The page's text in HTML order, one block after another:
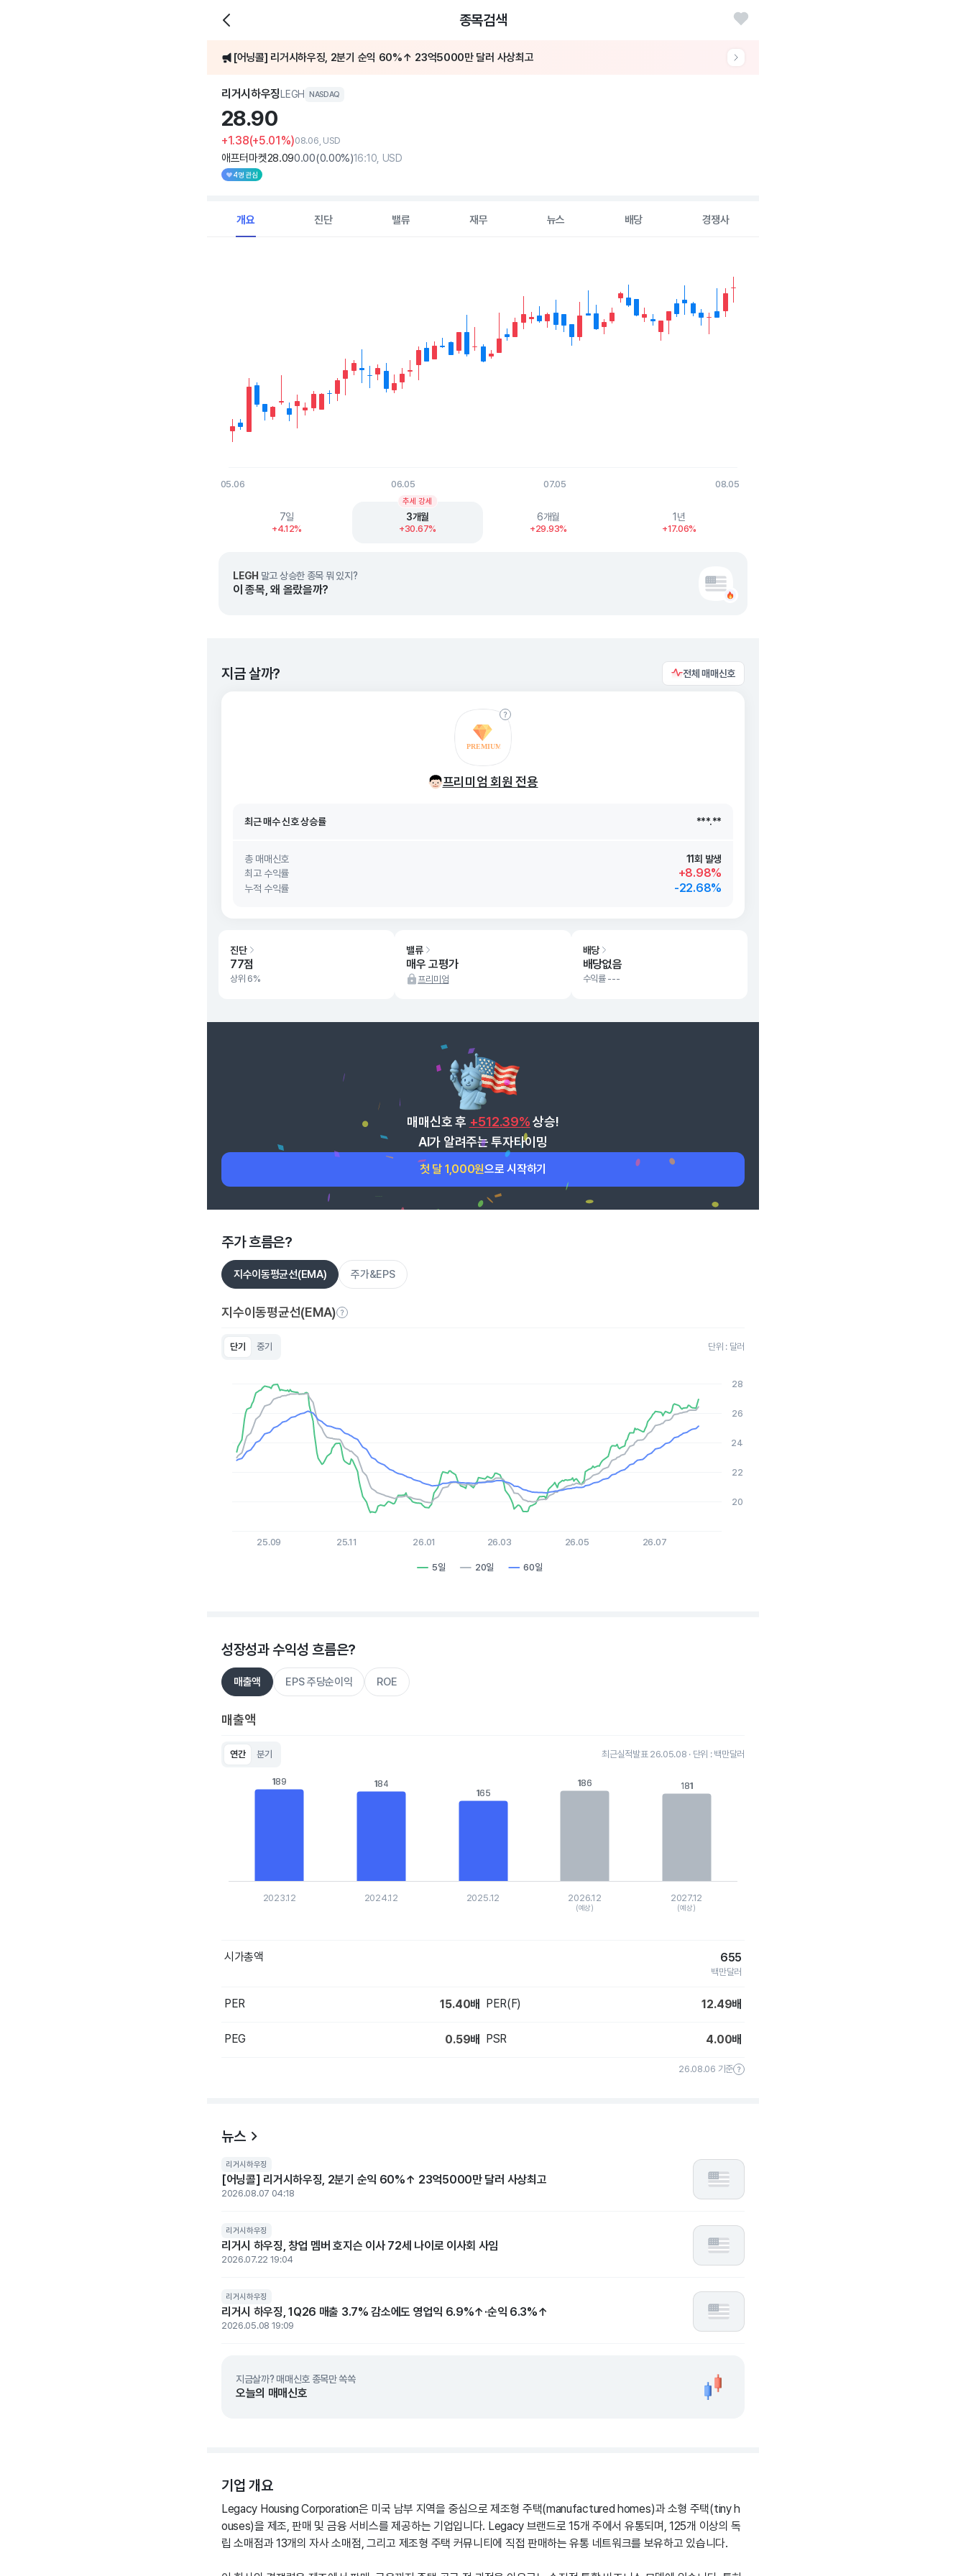
종목검색
[어닝콜] 리거시하우징, 2분기 순익 60%↑ 23억5000만 달러 사상최고
주가가 5% 이상 급등했어요
리거시하우징LEGH NASDAQ
28.90
+1.38(+5.01%)08.06, USD
애프터마켓28.090.00(0.00%)16:10, USD
4명 관심
개요 진단 밸류 재무 뉴스 배당 경쟁사
The chart has 1 X axis displaying Time. Data ranges from 2026-05-06 00:00:00 to 2026-08-05 00:00:00.
The chart has 1 Y axis displaying values. Data ranges from 20.905 to 28.01.
05.06 06.05 07.05 08.05
7일
+4.12%
3개월
+30.67%
추세 강세
6개월
+29.93%
1년
+17.06%
LEGH 말고 상승한 종목 뭐 있지?
이 종목, 왜 올랐을까?
지금 살까? 전체 매매신호
프리미엄 회원 전용
최근 매수 신호26. 08/07 ***.**
총 매매신호
11회 발생
최고 수익률
+8.98%
누적 수익률 -22.68%
진단
77점
상위 6%
밸류
매우 고평가
프리미엄
배당
배당없음
수익률 ---
매매신호 후 +512.39% 상승!
AI가 알려주는 투자타이밍
첫 달 1,000원으로 시작하기
주가 흐름은?
지수이동평균선(EMA) 주가&EPS
지수이동평균선(EMA)
단기 중기 단위 : 달러
Line chart with 3 lines.
View as data table, Chart
The chart has 1 X axis displaying Time. Data ranges from 2025-08-06 15:00:00 to 2026-08-04 15:00:00.
The chart has 1 Y axis displaying values. Data ranges from 19.25 to 27.95.
5일 20일 60일
25.09 25.11 26.01 26.03 26.05 26.07
20
22
24
26
28
성장성과 수익성 흐름은?
매출액 EPS 주당순이익 ROE
매출액
연간 분기 최근실적발표 26.05.08 · 단위 : 백만달러
Bar chart with 5 bars.
189
189 184
184
165
165
186
186 181
181
2023.12 2024.12 2025.12 2026.12
(예상)
2027.12
(예상)
시가총액 655
백만달러
PER 15.40배 PER(F) 12.49배
PEG 0.59배 PSR 4.00배
26.08.06 기준
뉴스
리거시하우징
[어닝콜] 리거시하우징, 2분기 순익 60%↑ 23억5000만 달러 사상최고
2026.08.07 04:18
리거시하우징
리거시 하우징, 창업 멤버 호지슨 이사 72세 나이로 이사회 사임
2026.07.22 19:04
리거시하우징
리거시 하우징, 1Q26 매출 3.7% 감소에도 영업익 6.9%↑·순익 6.3%↑
2026.05.08 19:09
지금살까? 매매신호 종목만 쏙쏙
오늘의 매매신호
기업 개요
Legacy Housing Corporation은 미국 남부 지역을 중심으로 제조형 주택(manufactured homes)과 소형 주택(tiny h
ouses)을 제조, 판매 및 금융 서비스를 제공하는 기업입니다. Legacy 브랜드로 15개 주에서 유통되며, 125개 이상의 독
립 소매점과 13개의 자사 소매점, 그리고 제조형 주택 커뮤니티에 직접 판매하는 유통 네트워크를 보유하고 있습니다.